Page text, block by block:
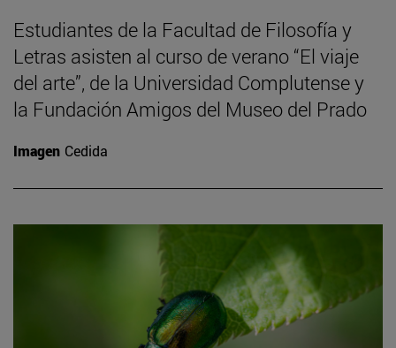
Estudiantes de la Facultad de Filosofía y
Letras asisten al curso de verano “El viaje
del arte”, de la Universidad Complutense y
la Fundación Amigos del Museo del Prado
Imagen Cedida